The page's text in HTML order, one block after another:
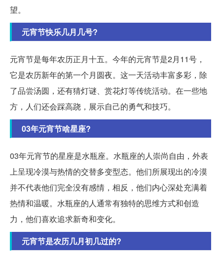
望。
元宵节快乐几月几号?
元宵节是每年农历正月十五。今年的元宵节是2月11号，
它是农历新年的第一个月圆夜。这一天活动丰富多彩，除
了品尝汤圆，还有猜灯谜、赏花灯等传统活动。在一些地
方，人们还会踩高跷，展示自己的勇气和技巧。
03年元宵节啥星座?
03年元宵节的星座是水瓶座。水瓶座的人崇尚自由，外表
上呈现冷漠与热情的交替多变型态。他们所展现出的冷漠
并不代表他们完全没有感情，相反，他们内心深处充满着
热情和温暖。水瓶座的人通常有独特的思维方式和创造
力，他们喜欢追求新奇和变化。
元宵节是农历几月初几过的?